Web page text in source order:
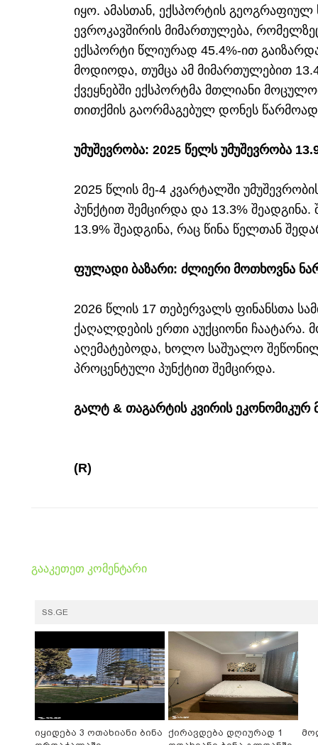
იყო. ამასთან, ექსპორტის გეოგრაფიულ
ევროკავშირის მიმართულება,
ექსპორტი წლიურად 45.4%-ით
მოდიოდა, თუმცა ამ მიმართულებით
ქვეყნებში ექსპორტმა მთლიანი
თითქმის გაორმაგებულ დონეს
უმუშევრობა: 2025 წელს უმუშევრობა
2025 წლის მე-4 კვარტალში
პუნქტით შემცირდა და 13.3%
13.9% შეადგინა, რაც წინა წელთან
ფულადი ბაზარი: ძლიერი მოთხოვნა
2026 წლის 17 თებერვალს ფინანსთა
ქაღალდების ერთი აუქციონი ჩაატარა.
აღემატებოდა, ხოლო საშუალო
პროცენტული პუნქტით შემცირდა.
გალტ & თაგარტის კვირის
(R)
გააკეთეთ კომენტარი
SS.GE
იყიდება 3 ოთახიანი ბინა ქირავდება დღიურად 1